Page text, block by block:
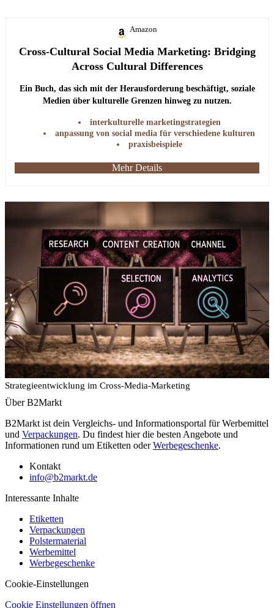
Amazon
Cross-Cultural Social Media Marketing: Bridging
Across Cultural Differences
Ein Buch, das sich mit der Herausforderung beschäftigt, soziale
Medien über kulturelle Grenzen hinweg zu nutzen.
interkulturelle marketingstrategien
anpassung von social media für verschiedene kulturen
praxisbeispiele
Mehr Details
Strategieentwicklung im Cross-Media-Marketing
Über B2Markt
B2Markt ist dein Vergleichs- und Informationsportal für Werbemittel
und Verpackungen. Du findest hier die besten Angebote und
Informationen rund um Etiketten oderWerbegeschenke.
Kontakt
info@b2markt.de
Interessante Inhalte
Etiketten
Verpackungen
Polstermaterial
Werbemittel
Werbegeschenke
Cookie-Einstellungen
Cookie Einstellungen öffnen